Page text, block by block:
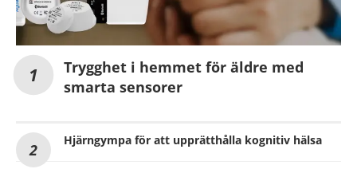
Trygghet i hemmet för äldre med
smarta sensorer
Hjärngympa för att upprätthålla kognitiv hälsa